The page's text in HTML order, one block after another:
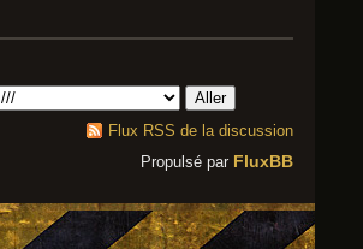
Flux RSS de la discussion
Propulsé par FluxBB